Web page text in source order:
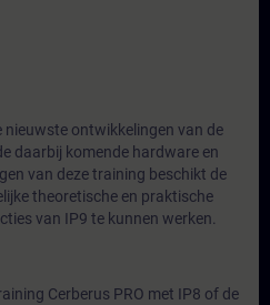
nieuwste ontwikkelingen van de
daarbij komende hardware en
van deze training beschikt de
theoretische en praktische
van IP9 te kunnen werken.
Cerberus PRO met IP8 of de